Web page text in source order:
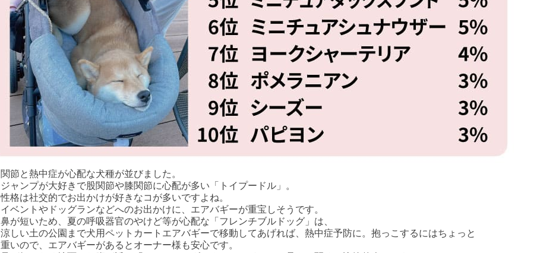
関節と熱中症が心配な犬種が並びました。
ジャンプが大好きで股関節や膝関節に心配が多い「トイプードル」。
性格は社交的でお出かけが好きなコが多いですよね。
イベントやドッグランなどへのお出かけに、エアバギーが重宝しそうです。
鼻が短いため、夏の呼吸器官のやけど等が心配な「フレンチブルドッグ」は、
涼しい土の公園まで犬用ペットカート エアバギーで移動してあげれば、熱中症予防に。抱っこするにはちょっと
重いので、エアバギーがあるとオーナー様も安心です。